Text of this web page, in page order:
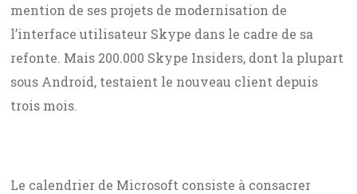
mention de ses projets de modernisation de
l’interface utilisateur Skype dans le cadre de sa
refonte. Mais 200.000 Skype Insiders, dont la plupart
sous Android, testaient le nouveau client depuis
trois mois.
Le calendrier de Microsoft consiste à consacrer